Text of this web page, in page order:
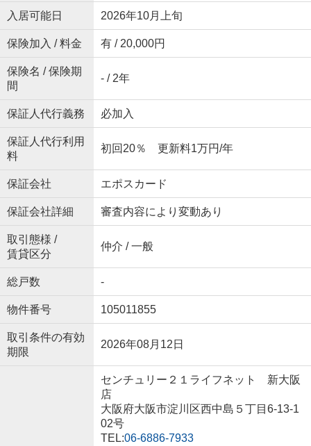
入居可能日 2026年10月上旬
保険加入 / 料金 有 / 20,000円
保険名 / 保険期
間
- / 2年
保証人代行義務 必加入
保証人代行利用
料
初回20％ 更新料1万円/年
保証会社 エポスカード
保証会社詳細 審査内容により変動あり
取引態様 /
賃貸区分
仲介 / 一般
総戸数 -
物件番号 105011855
取引条件の有効
期限
2026年08月12日
センチュリー２１ライフネット 新大阪
店
大阪府大阪市淀川区西中島５丁目6-13-1
02号
TEL:06-6886-7933